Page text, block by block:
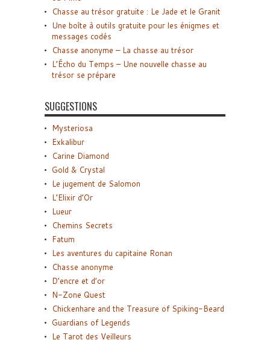
Chasse au trésor gratuite : Le Jade et le Granit
Une boîte à outils gratuite pour les énigmes et
messages codés
Chasse anonyme – La chasse au trésor
L’Écho du Temps – Une nouvelle chasse au
trésor se prépare
SUGGESTIONS
Mysteriosa
Exkalibur
Carine Diamond
Gold & Crystal
Le jugement de Salomon
L’Elixir d’Or
Lueur
Chemins Secrets
Fatum
Les aventures du capitaine Ronan
Chasse anonyme
D’encre et d’or
N-Zone Quest
Chickenhare and the Treasure of Spiking-Beard
Guardians of Legends
Le Tarot des Veilleurs